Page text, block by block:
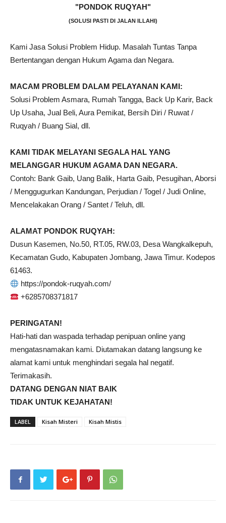
"PONDOK RUQYAH"
(SOLUSI PASTI DI JALAN ILLAHI)
Kami Jasa Solusi Problem Hidup. Masalah Tuntas Tanpa
Bertentangan dengan Hukum Agama dan Negara.
MACAM PROBLEM DALAM PELAYANAN KAMI:
Solusi Problem Asmara, Rumah Tangga, Back Up Karir, Back
Up Usaha, Jual Beli, Aura Pemikat, Bersih Diri / Ruwat /
Ruqyah / Buang Sial, dll.
KAMI TIDAK MELAYANI SEGALA HAL YANG
MELANGGAR HUKUM AGAMA DAN NEGARA.
Contoh: Bank Gaib, Uang Balik, Harta Gaib, Pesugihan, Aborsi
/ Menggugurkan Kandungan, Perjudian / Togel / Judi Online,
Mencelakakan Orang / Santet / Teluh, dll.
ALAMAT PONDOK RUQYAH:
Dusun Kasemen, No.50, RT.05, RW.03, Desa Wangkalkepuh,
Kecamatan Gudo, Kabupaten Jombang, Jawa Timur. Kodepos
61463.
https://pondok-ruqyah.com/
+6285708371817
PERINGATAN!
Hati-hati dan waspada terhadap penipuan online yang
mengatasnamakan kami. Diutamakan datang langsung ke
alamat kami untuk menghindari segala hal negatif.
Terimakasih.
DATANG DENGAN NIAT BAIK
TIDAK UNTUK KEJAHATAN!
LABEL Kisah Misteri Kisah Mistis